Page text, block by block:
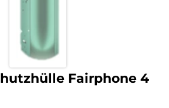
Fairphone 4